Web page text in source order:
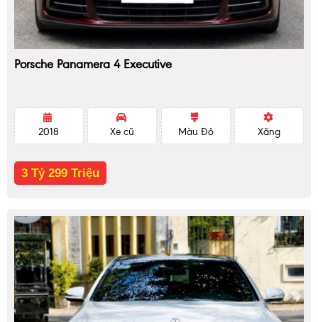
Porsche Panamera 4 Executive
2018 Xe cũ Màu Đỏ Xăng
3 Tỷ 299 Triệu